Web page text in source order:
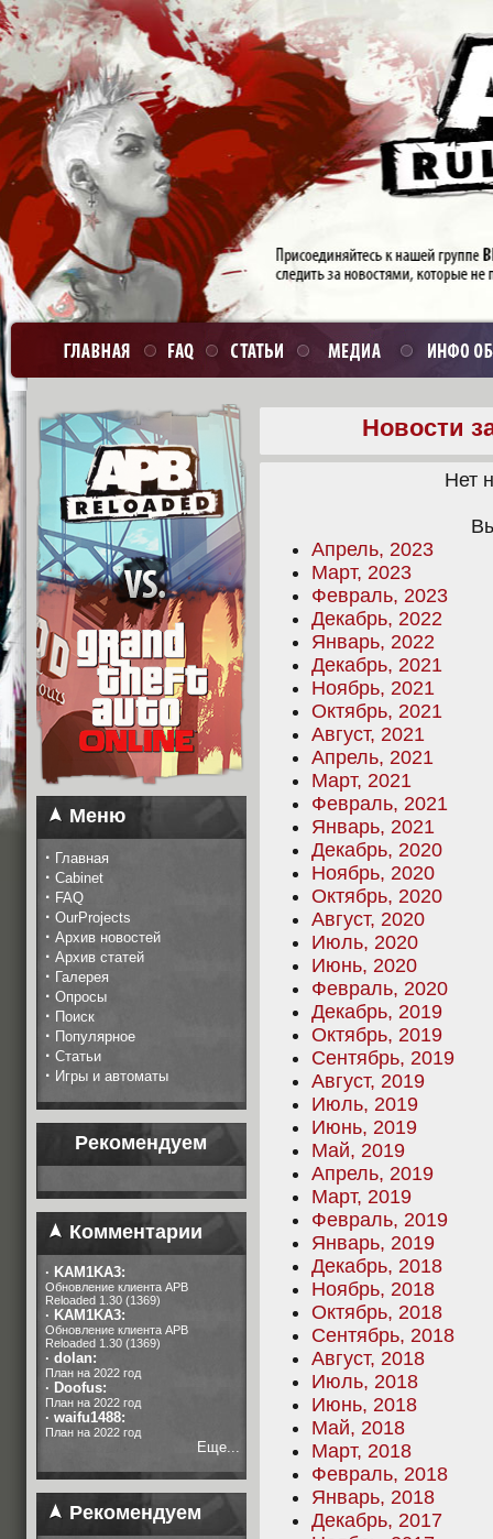
Меню
· Главная
· Cabinet
· FAQ
· OurProjects
· Архив новостей
· Архив статей
· Галерея
· Опросы
· Поиск
· Популярное
· Статьи
· Игры и автоматы
Рекомендуем
Комментарии
· KAM1KA3:
Обновление клиента APB
Reloaded 1.30 (1369)
· KAM1KA3:
Обновление клиента APB
Reloaded 1.30 (1369)
· dolan:
План на 2022 год
· Doofus:
План на 2022 год
· waifu1488:
План на 2022 год
Еще...
Рекомендуем
Новости
Нет
Апрель, 2023
Март, 2023
Февраль, 2023
Декабрь, 2022
Январь, 2022
Декабрь, 2021
Ноябрь, 2021
Октябрь, 2021
Август, 2021
Апрель, 2021
Март, 2021
Февраль, 2021
Январь, 2021
Декабрь, 2020
Ноябрь, 2020
Октябрь, 2020
Август, 2020
Июль, 2020
Июнь, 2020
Февраль, 2020
Декабрь, 2019
Октябрь, 2019
Сентябрь, 2019
Август, 2019
Июль, 2019
Июнь, 2019
Май, 2019
Апрель, 2019
Март, 2019
Февраль, 2019
Январь, 2019
Декабрь, 2018
Ноябрь, 2018
Октябрь, 2018
Сентябрь, 2018
Август, 2018
Июль, 2018
Июнь, 2018
Май, 2018
Март, 2018
Февраль, 2018
Январь, 2018
Декабрь, 2017